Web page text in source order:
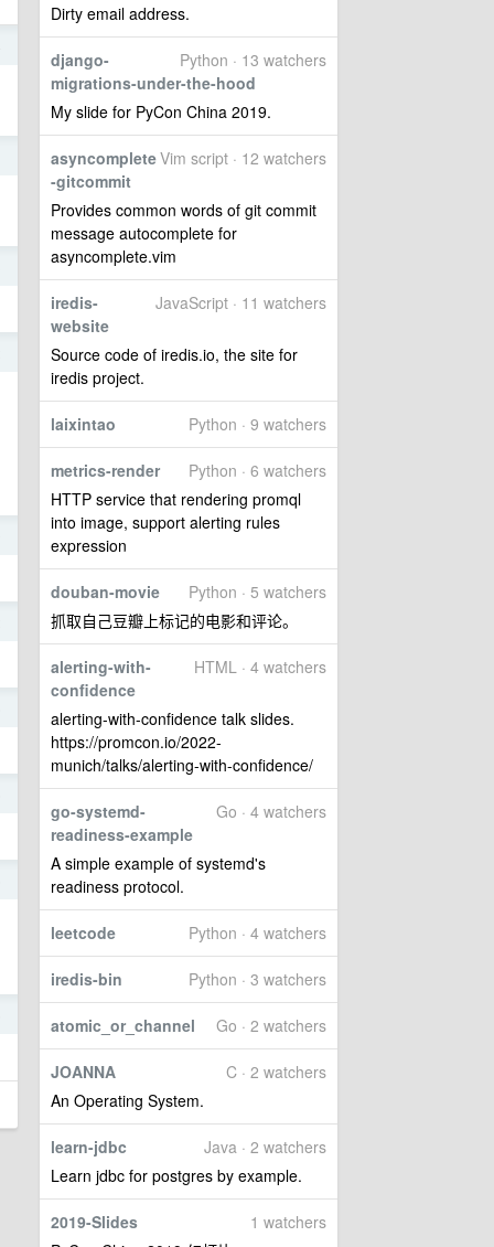
Dirty email address.
Python · 13 watchers
django-
migrations-under-the-hood
My slide for PyCon China 2019.
Vim script · 12 watchers
asyncomplete
-gitcommit
Provides common words of git commit
message autocomplete for
asyncomplete.vim
JavaScript · 11 watchers
iredis-
website
Source code of iredis.io, the site for
iredis project.
Python · 9 watchers
laixintao
Python · 6 watchers
metrics-render
HTTP service that rendering promql
into image, support alerting rules
expression
Python · 5 watchers
douban-movie
抓取自己豆瓣上标记的电影和评论。
HTML · 4 watchers
alerting-with-
confidence
alerting-with-confidence talk slides.
https://promcon.io/2022-
munich/talks/alerting-with-confidence/
Go · 4 watchers
go-systemd-
readiness-example
A simple example of systemd's
readiness protocol.
Python · 4 watchers
leetcode
Python · 3 watchers
iredis-bin
Go · 2 watchers
atomic_or_channel
C · 2 watchers
JOANNA
An Operating System.
Java · 2 watchers
learn-jdbc
Learn jdbc for postgres by example.
1 watchers
2019-Slides